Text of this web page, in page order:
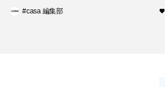
#casa 編集部